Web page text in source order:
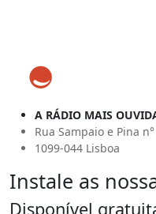
A RÁDIO MAIS
Rua Sampaio e Pina
1099-044 Lisboa
Instale as
Disponível